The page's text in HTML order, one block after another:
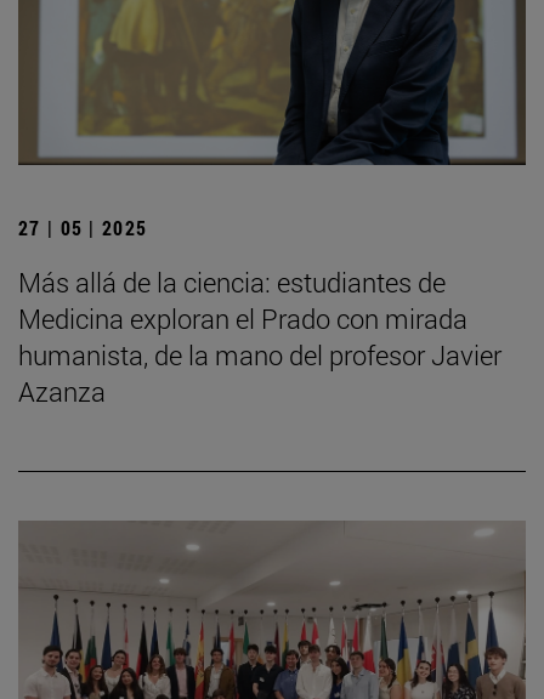
27 | 05 | 2025
Más allá de la ciencia: estudiantes de
Medicina exploran el Prado con mirada
humanista, de la mano del profesor Javier
Azanza